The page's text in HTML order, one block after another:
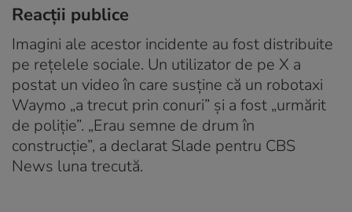
Reacții publice
Imagini ale acestor incidente au fost distribuite
pe rețelele sociale. Un utilizator de pe X a
postat un video în care susține că un robotaxi
Waymo „a trecut prin conuri” și a fost „urmărit
de poliție”. „Erau semne de drum în
construcție”, a declarat Slade pentru CBS
News luna trecută.